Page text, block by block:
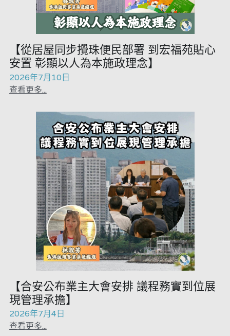
記錄．宏福苑火災
反華推手你要知
反華推手懶人包
民主派騙案十式
反華推手起底
美西霸凌內幕
美西極權主義
真相直擊
極端暴恐實錄
KOL 專欄
林淑芳專欄
屈穎妍專欄
朱庭萱專欄
莫綺琪專欄
黃萬成專欄
招國偉專欄
高松傑專欄
林伯強專欄
馮煒光專欄
趙處機專欄
KOL 精選
絕密法庭檔案
醫院口岸爆炸案
屠龍小隊案
黎智英案審訊
支聯會案
35+顛覆案
生活
吃喝玩指南
休閒好介紹
親子
花生仔漫畫週記
關於我們
人才招聘
投稿熱線
商戶合作
支持讚助
條款及細則
關於我們
搜索
繁體中文
繁體中文
English
【從居屋同步攪珠便民部署 到宏福苑貼心
安置 彰顯以人為本施政理念】
2026年7月10日
查看更多...
【合安公布業主大會安排 議程務實到位展
現管理承擔】
2026年7月4日
查看更多...
休閒好介紹
龔靜儀大律師專欄
高松傑專欄
大衛sir專欄
林伯強專欄
朱庭萱專欄
曾子晴專欄
莫綺琪專欄
屈穎妍專欄
花生仔漫畫週記
屠龍小隊案
35十顛覆案
趙處機專欄